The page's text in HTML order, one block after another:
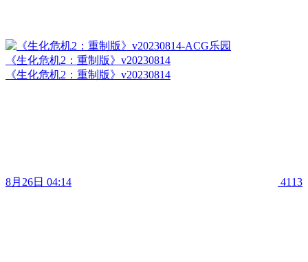
《生化危机2：重制版》v20230814
《生化危机2：重制版》v20230814
8月26日 04:14 4113